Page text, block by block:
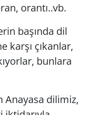
orantı..vb.
başında dil
karşı çıkanlar,
bunlara
Anayasa dilimiz,